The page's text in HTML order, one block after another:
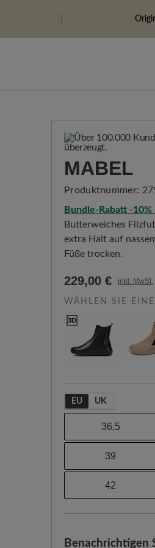
MABEL
Produktnummer:
Bundle-Rabatt -
Butterweiches
extra Halt auf
Füße trocken.
229,00 € inkl. MwSt.
WÄHLEN SIE EINE
EU UK
36,5
39
42
Benachrichtigen